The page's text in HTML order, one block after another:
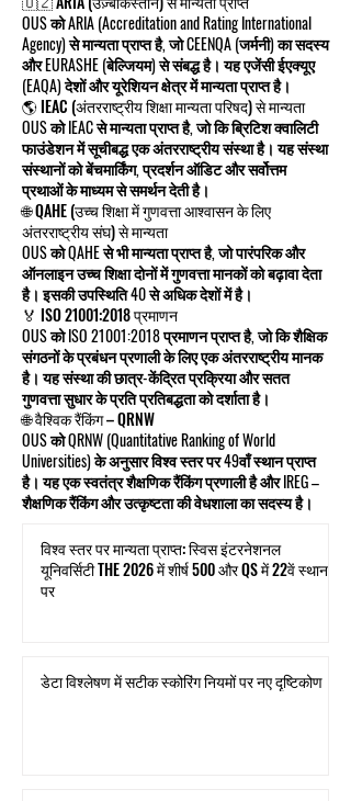
OUS को ARIA (Accreditation and Rating International
Agency) से मान्यता प्राप्त है, जो CEENQA (जर्मनी) का सदस्य
और EURASHE (बेल्जियम) से संबद्ध है। यह एजेंसी ईएक्यूए
(EAQA) देशों और यूरेशियन क्षेत्र में मान्यता प्राप्त है।
🌎 IEAC (अंतरराष्ट्रीय शिक्षा मान्यता परिषद) से मान्यता
OUS को IEAC से मान्यता प्राप्त है, जो कि ब्रिटिश क्वालिटी
फाउंडेशन में सूचीबद्ध एक अंतरराष्ट्रीय संस्था है। यह संस्था
संस्थानों को बेंचमार्किंग, प्रदर्शन ऑडिट और सर्वोत्तम
प्रथाओं के माध्यम से समर्थन देती है।
🌐 QAHE (उच्च शिक्षा में गुणवत्ता आश्वासन के लिए
अंतरराष्ट्रीय संघ) से मान्यता
OUS को QAHE से भी मान्यता प्राप्त है, जो पारंपरिक और
ऑनलाइन उच्च शिक्षा दोनों में गुणवत्ता मानकों को बढ़ावा देता
है। इसकी उपस्थिति 40 से अधिक देशों में है।
🏅 ISO 21001:2018 प्रमाणन
OUS को ISO 21001:2018 प्रमाणन प्राप्त है, जो कि शैक्षिक
संगठनों के प्रबंधन प्रणाली के लिए एक अंतरराष्ट्रीय मानक
है। यह संस्था की छात्र-केंद्रित प्रक्रिया और सतत
गुणवत्ता सुधार के प्रति प्रतिबद्धता को दर्शाता है।
🌐 वैश्विक रैंकिंग – QRNW
OUS को QRNW (Quantitative Ranking of World
Universities) के अनुसार विश्व स्तर पर 49वाँ स्थान प्राप्त
है। यह एक स्वतंत्र शैक्षणिक रैंकिंग प्रणाली है और IREG –
शैक्षणिक रैंकिंग और उत्कृष्टता की वेधशाला का सदस्य है।
विश्व स्तर पर मान्यता प्राप्त: स्विस इंटरनेशनल
यूनिवर्सिटी THE 2026 में शीर्ष 500 और QS में 22वें स्थान
पर
डेटा विश्लेषण में सटीक स्कोरिंग नियमों पर नए दृष्टिकोण